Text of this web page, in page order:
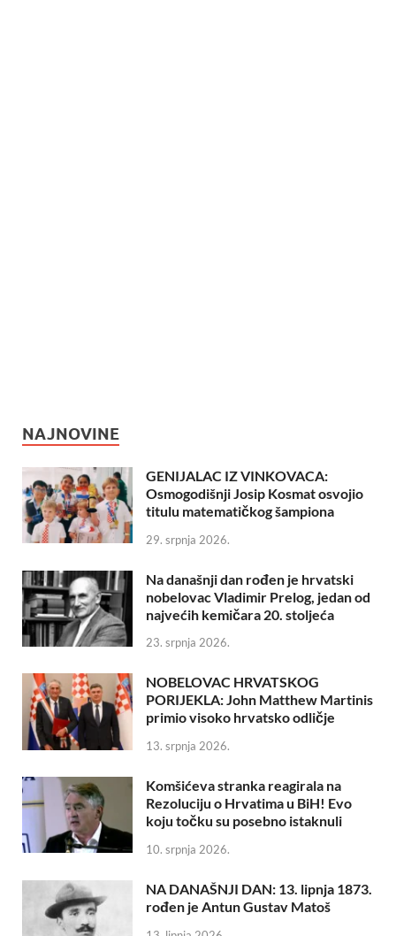
NAJNOVINE
GENIJALAC IZ VINKOVACA:
Osmogodišnji Josip Kosmat osvojio
titulu matematičkog šampiona
29. srpnja 2026.
Na današnji dan rođen je hrvatski
nobelovac Vladimir Prelog, jedan od
najvećih kemičara 20. stoljeća
23. srpnja 2026.
NOBELOVAC HRVATSKOG
PORIJEKLA: John Matthew Martinis
primio visoko hrvatsko odličje
13. srpnja 2026.
Komšićeva stranka reagirala na
Rezoluciju o Hrvatima u BiH! Evo
koju točku su posebno istaknuli
10. srpnja 2026.
NA DANAŠNJI DAN: 13. lipnja 1873.
rođen je Antun Gustav Matoš